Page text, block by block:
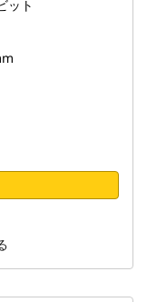
ット